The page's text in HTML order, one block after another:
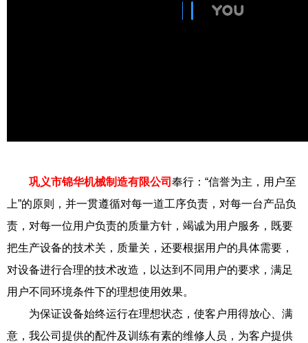
巩义市锦华机械制造有限公司 奉行：“信誉为主，用户至
上”的原则，并一贯遵循对每一道工序负责，对每一台产品负
责，对每一位用户负责的质量方针，竭诚为用户服务，既要
把生产设备的技术关，质量关，还要根据用户的具体需要，
对设备进行合理的技术改造，以达到不同用户的要求，满足
用户不同环境条件下的理想使用效果。
为保证设备始终运行在理想状态，使客户用得放心、满
意，我公司提供的配件及训练有素的维修人员，为客户提供